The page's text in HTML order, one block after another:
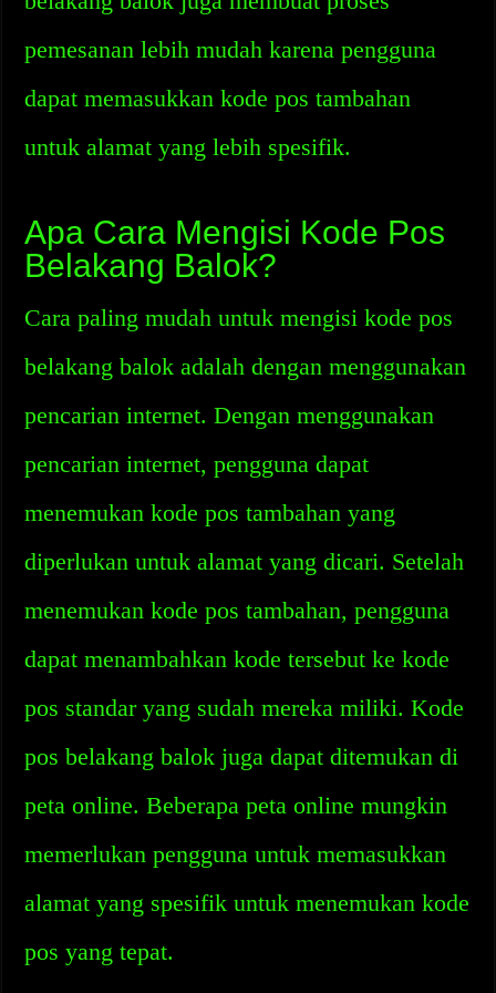
pemesanan lebih mudah karena pengguna
dapat memasukkan kode pos tambahan
untuk alamat yang lebih spesifik.
Apa Cara Mengisi Kode Pos
Belakang Balok?
Cara paling mudah untuk mengisi kode pos
belakang balok adalah dengan menggunakan
pencarian internet. Dengan menggunakan
pencarian internet, pengguna dapat
menemukan kode pos tambahan yang
diperlukan untuk alamat yang dicari. Setelah
menemukan kode pos tambahan, pengguna
dapat menambahkan kode tersebut ke kode
pos standar yang sudah mereka miliki. Kode
pos belakang balok juga dapat ditemukan di
peta online. Beberapa peta online mungkin
memerlukan pengguna untuk memasukkan
alamat yang spesifik untuk menemukan kode
pos yang tepat.